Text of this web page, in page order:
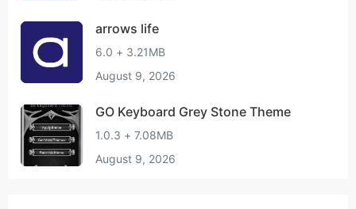
arrows life
6.0 + 3.21MB
August 9, 2026
GO Keyboard Grey Stone Theme
1.0.3 + 7.08MB
August 9, 2026